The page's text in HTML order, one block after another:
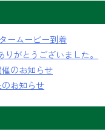
ームービー到着
がとうございました。
催のお知らせ
のお知らせ